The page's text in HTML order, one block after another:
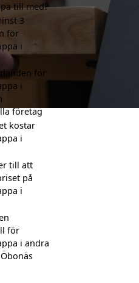
till med?
3
för
i
för
i
företag
kostar
i
till att
på
i
för
i andra